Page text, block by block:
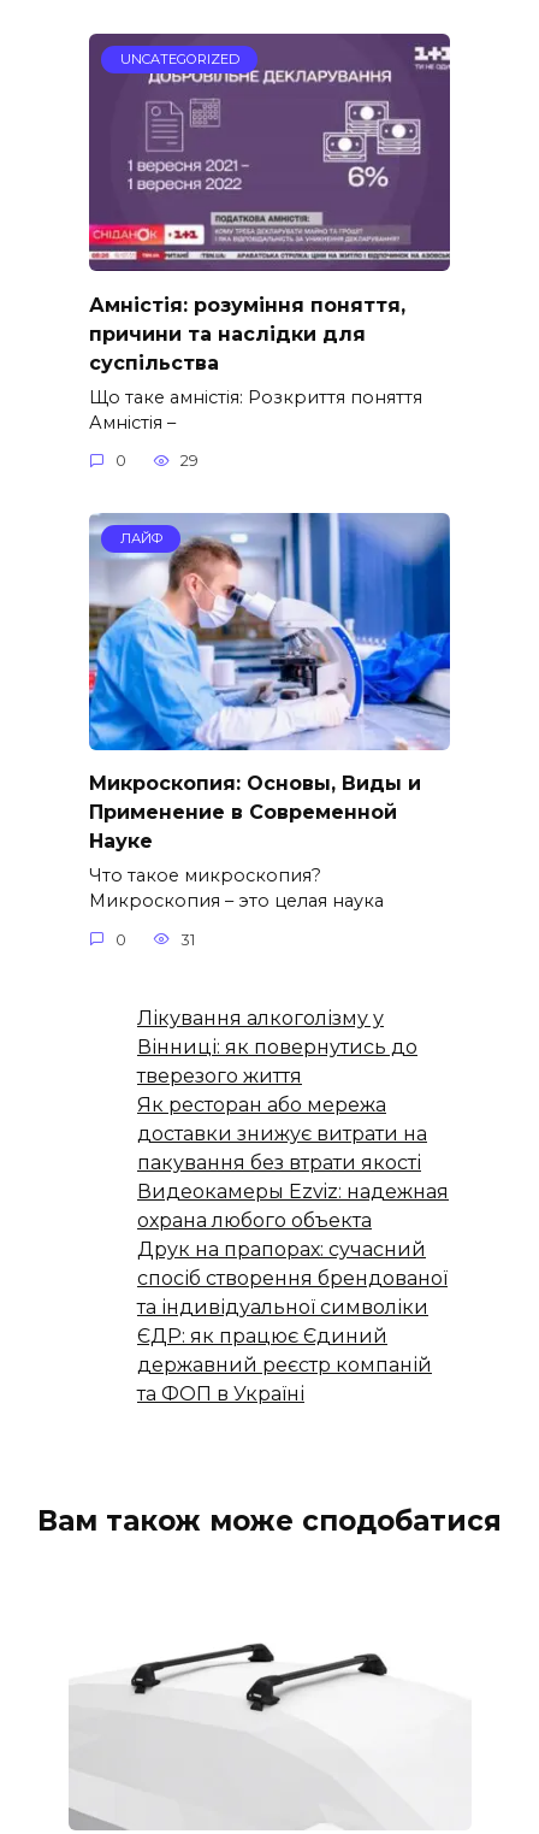
UNCATEGORIZED
Амністія: розуміння поняття,
причини та наслідки для
суспільства
Що таке амністія: Розкриття поняття
Амністія –
0 29
ЛАЙФ
Микроскопия: Основы, Виды и
Применение в Современной
Науке
Что такое микроскопия?
Микроскопия – это целая наука
0 31
Лікування алкоголізму у
Вінниці: як повернутись до
тверезого життя
Як ресторан або мережа
доставки знижує витрати на
пакування без втрати якості
Видеокамеры Ezviz: надежная
охрана любого объекта
Друк на прапорах: сучасний
спосіб створення брендованої
та індивідуальної символіки
ЄДР: як працює Єдиний
державний реєстр компаній
та ФОП в Україні
Вам також може сподобатися